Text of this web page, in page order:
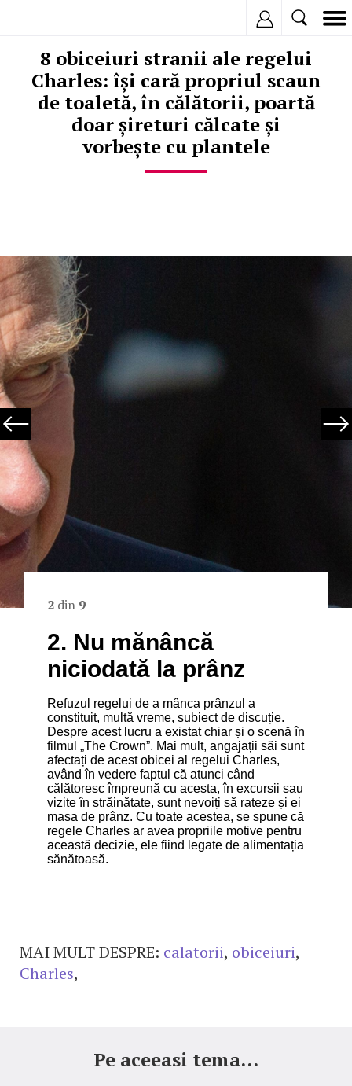
8 obiceiuri stranii ale regelui
Charles: își cară propriul scaun
de toaletă, în călătorii, poartă
doar șireturi călcate și
vorbește cu plantele
2 din 9
2. Nu mănâncă
niciodată la prânz
Refuzul regelui de a mânca prânzul a
constituit, multă vreme, subiect de discuție.
Despre acest lucru a existat chiar și o scenă în
filmul „The Crown”. Mai mult, angajații săi sunt
afectați de acest obicei al regelui Charles,
având în vedere faptul că atunci când
călătoresc împreună cu acesta, în excursii sau
vizite în străinătate, sunt nevoiți să rateze și ei
masa de prânz. Cu toate acestea, se spune că
regele Charles ar avea propriile motive pentru
această decizie, ele fiind legate de alimentația
sănătoasă.
MAI MULT DESPRE: calatorii, obiceiuri,
Charles,
Pe aceeasi tema...